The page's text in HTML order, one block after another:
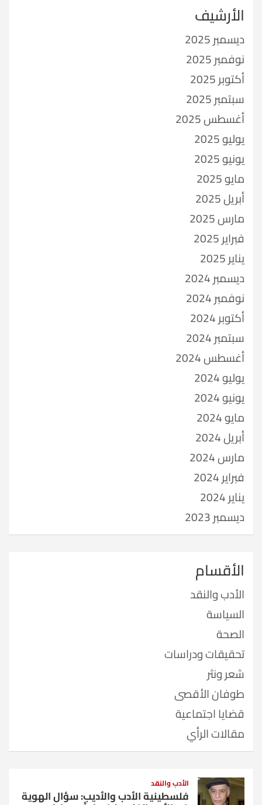
الأرشيف
ديسمبر 2025
نوفمبر 2025
أكتوبر 2025
سبتمبر 2025
أغسطس 2025
يوليو 2025
يونيو 2025
مايو 2025
أبريل 2025
مارس 2025
فبراير 2025
يناير 2025
ديسمبر 2024
نوفمبر 2024
أكتوبر 2024
سبتمبر 2024
أغسطس 2024
يوليو 2024
يونيو 2024
مايو 2024
أبريل 2024
مارس 2024
فبراير 2024
يناير 2024
ديسمبر 2023
الأقسام
الأدب والنقد
السياسة
الصحة
تحقيقات ودراسات
شعر ونثر
طوفان الأقصى
قضايا اجتماعية
مقالات الرأي
الأدب والنقد
فلسطينية الأدب والأديب: سؤال الهوية